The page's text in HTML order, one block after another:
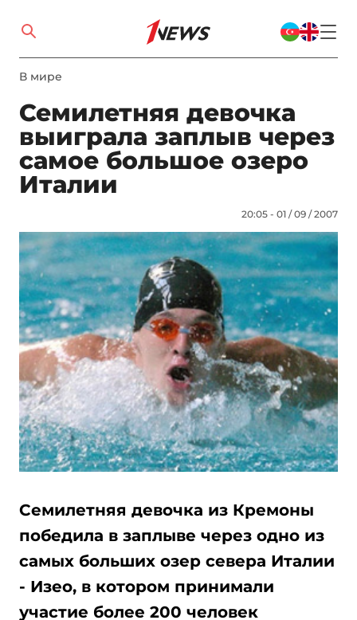
В мире
Семилетняя девочка
выиграла заплыв через
самое большое озеро
Италии
20:05 - 01 / 09 / 2007
Семилетняя девочка из Кремоны
победила в заплыве через одно из
самых больших озер севера Италии
- Изео, в котором принимали
участие более 200 человек